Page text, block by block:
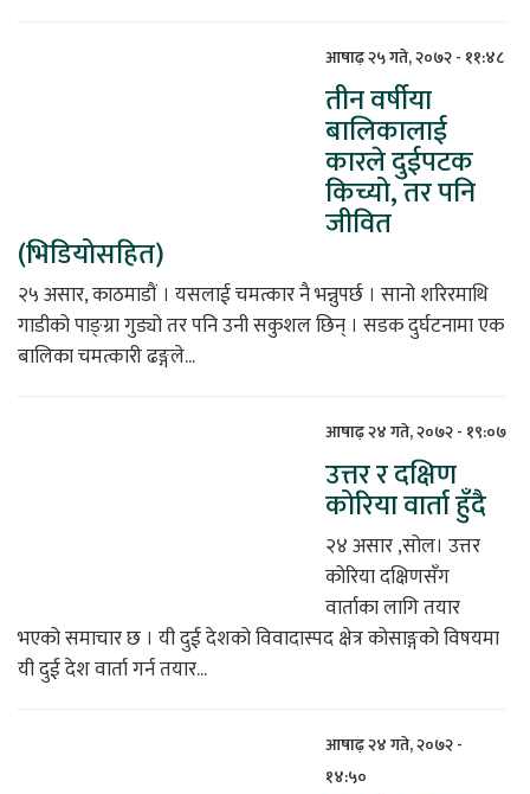
आषाढ़ २५ गते, २०७२ - ११:४८
तीन वर्षीया
बालिकालाई
कारले दुईपटक
किच्यो, तर पनि
जीवित
(भिडियोसहित)
२५ असार, काठमाडौं । यसलाई चमत्कार नै भन्नुपर्छ । सानो शरिरमाथि
गाडीको पाङ्ग्रा गुड्यो तर पनि उनी सकुशल छिन् । सडक दुर्घटनामा एक
बालिका चमत्कारी ढङ्गले...
आषाढ़ २४ गते, २०७२ - १९:०७
उत्तर र दक्षिण
कोरिया वार्ता हुँदै
२४ असार ,सोल। उत्तर
कोरिया दक्षिणसँग
वार्ताका लागि तयार
भएको समाचार छ । यी दुई देशको विवादास्पद क्षेत्र कोसाङ्गको विषयमा
यी दुई देश वार्ता गर्न तयार...
आषाढ़ २४ गते, २०७२ -
१४:५०